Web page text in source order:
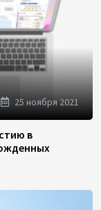
25 ноября 2021
в